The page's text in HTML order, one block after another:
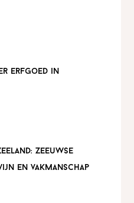
erfgoed in
zeeuwse
en vakmanschap